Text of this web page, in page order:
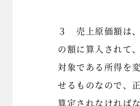
３ 売上原価額は
の額に算入されて
対象である所得を
せるものなので、
算定されなければ